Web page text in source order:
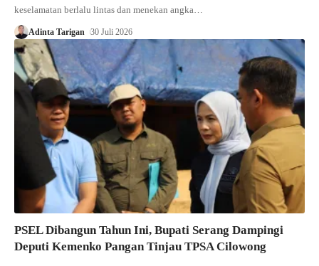
keselamatan berlalu lintas dan menekan angka…
Adinta Tarigan 30 Juli 2026
PSEL Dibangun Tahun Ini, Bupati Serang Dampingi
Deputi Kemenko Pangan Tinjau TPSA Cilowong